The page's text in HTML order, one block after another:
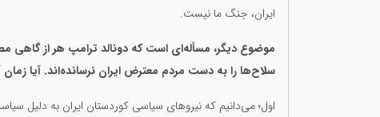
ایران، جنگ ما نیست.
موضوع دیگر، مسأله‌ای است که دونالد ترامپ هر از گاهی
سلاح‌ها را به دست مردم معترض ایران نرسانده‌اند. آیا
اول؛ می‌دانیم که نیروهای سیاسی کوردستان ایران به دلیل